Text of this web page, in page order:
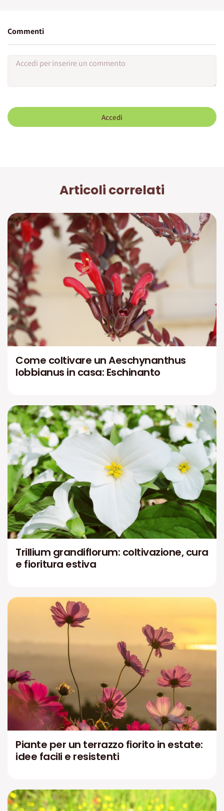
Commenti
Accedi
Articoli correlati
Come coltivare un Aeschynanthus
lobbianus in casa: Eschinanto
Trillium grandiflorum: coltivazione, cura
e fioritura estiva
Piante per un terrazzo fiorito in estate:
idee facili e resistenti